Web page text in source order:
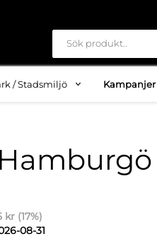
/ Stadsmiljö Kampanjer
kr(17%)
08-31